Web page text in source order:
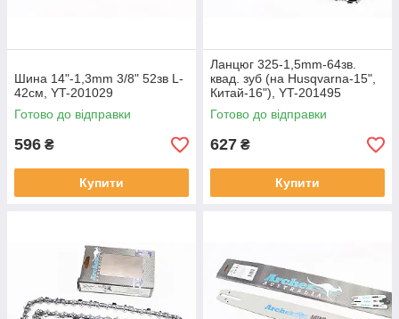
Шина 14"-1,3mm 3/8" 52зв L-
42см, YT-201029
Готово до відправки
596 ₴
Купити
Ланцюг 325-1,5mm-64зв.
квад. зуб (на Husqvarna-15",
Китай-16"), YT-201495
Готово до відправки
627 ₴
Купити